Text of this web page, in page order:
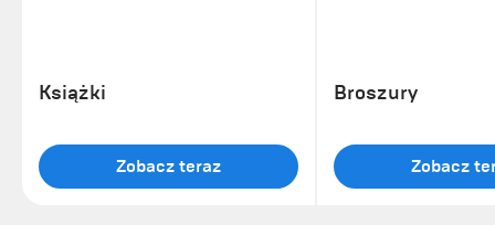
Książki
Zobacz teraz
Broszury
Zobacz